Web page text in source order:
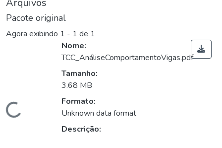
Arquivos
Pacote original
Agora exibindo 1 - 1 de 1
Nome:
TCC_AnáliseComportamentoVigas.pdf
Tamanho:
3.68 MB
Formato:
Unknown data format
Descrição: